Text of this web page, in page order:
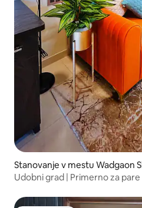
Stanovanje v mestu Wadgaon
Udobni grad | Primerno za pare